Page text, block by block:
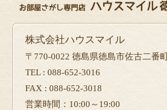
株式会社ハウスマイル
〒770-0022 徳島県徳島市佐古二番
TEL : 088-652-3016
FAX : 088-652-3018
営業時間：10:00～19:00